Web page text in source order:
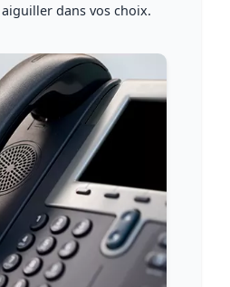
aiguiller dans vos choix.